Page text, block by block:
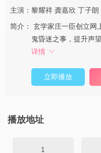
主演： 黎耀祥 龚嘉欣 丁子朗
简介：
玄学家庄一臣创立网
鬼昏迷之事，提升声
详情
立即播放
播放地址
1